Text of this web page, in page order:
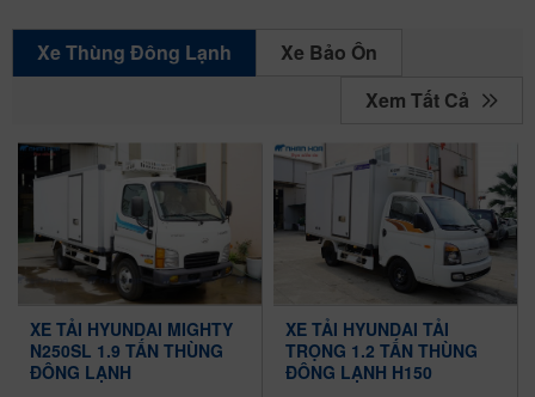
Xe Thùng Đông Lạnh
Xe Bảo Ôn
Xem Tất Cả
XE TẢI HYUNDAI MIGHTY
N250SL 1.9 TẤN THÙNG
ĐÔNG LẠNH
XE TẢI HYUNDAI TẢI
TRỌNG 1.2 TẤN THÙNG
ĐÔNG LẠNH H150